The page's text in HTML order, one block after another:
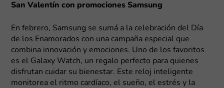
San Valentín con promociones Samsung
En febrero, Samsung se sumá a la celebración del Día
de los Enamorados con una campaña especial que
combina innovación y emociones. Uno de los favoritos
es el Galaxy Watch, un regalo perfecto para quienes
disfrutan cuidar su bienestar. Este reloj inteligente
monitorea el ritmo cardíaco, el sueño, el estrés y la